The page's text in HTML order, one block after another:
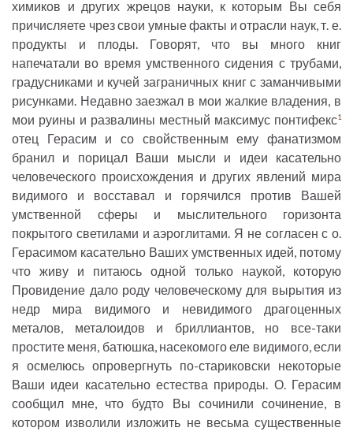
химиков и других жрецов науки, к которым Вы себя
причисляете чрез свои умные факты и отрасли наук, т. е.
продукты и плоды. Говорят, что вы много книг
напечатали во время умственного сидения с трубами,
градусниками и кучей заграничных книг с заманчивыми
рисунками. Недавно заезжал в мои жалкие владения, в
мои руины и развалины местный максимус понтифекс1
отец Герасим и со свойственным ему фанатизмом
бранил и порицал Ваши мысли и идеи касательно
человеческого происхождения и других явлений мира
видимого и восставал и горячился против Вашей
умственной сферы и мыслительного горизонта
покрытого светилами и аэроглитами. Я не согласен с о.
Герасимом касательно Ваших умственных идей, потому
что живу и питаюсь одной только наукой, которую
Провидение дало роду человеческому для вырытия из
недр мира видимого и невидимого драгоценных
металов, металоидов и бриллиантов, но все-таки
простите меня, батюшка, насекомого еле видимого, если
я осмелюсь опровергнуть по-стариковски некоторые
Ваши идеи касательно естества природы. О. Герасим
сообщил мне, что будто Вы сочинили сочинение, в
котором изволили изложить не весьма существенные